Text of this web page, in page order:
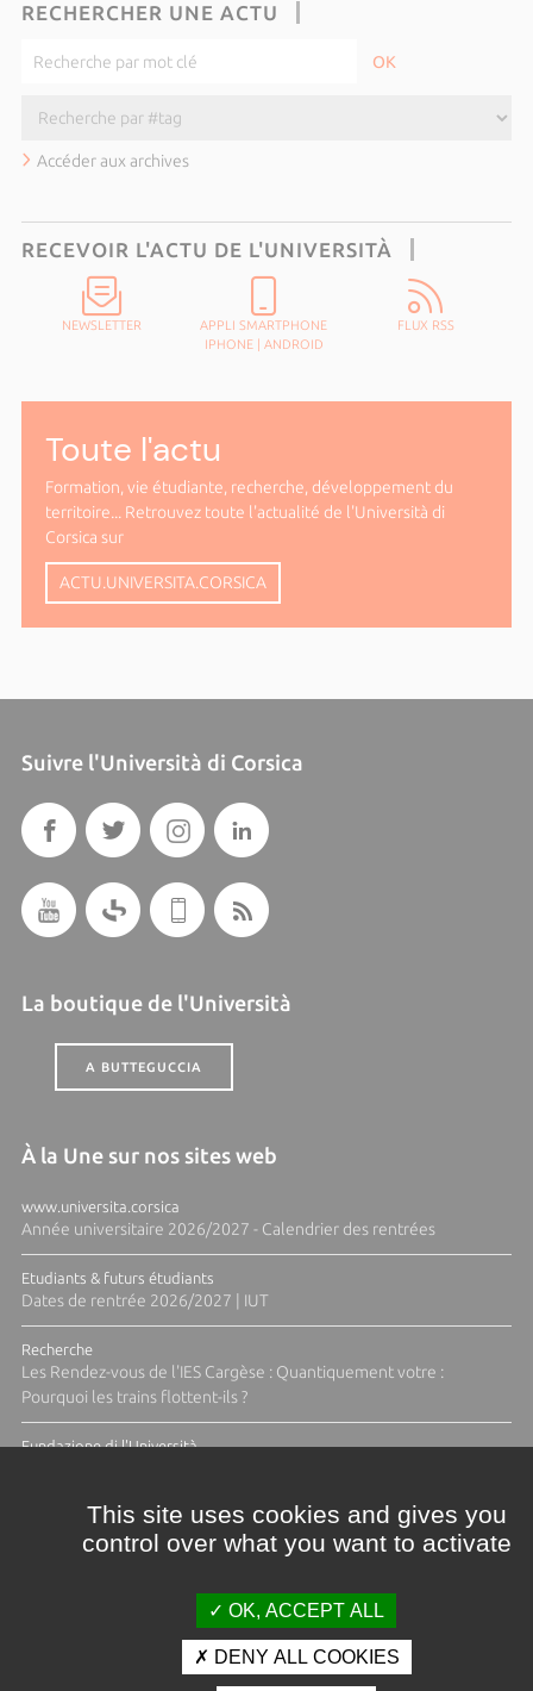
RECHERCHER UNE ACTU
Accéder aux archives
RECEVOIR L'ACTU DE L'UNIVERSITÀ
NEWSLETTER
APPLI SMARTPHONE
IPHONE| ANDROID
FLUX RSS
Toute l'actu
Formation, vie étudiante, recherche, développement du
territoire... Retrouvez toute l'actualité de l'Università di
Corsica sur
ACTU.UNIVERSITA.CORSICA
Suivre l'Università di Corsica
La boutique de l'Università
A BUTTEGUCCIA
À la Une sur nos sites web
www.universita.corsica
Année universitaire 2026/2027 - Calendrier des rentrées
Etudiants & futurs étudiants
Dates de rentrée 2026/2027 | IUT
Recherche
Les Rendez-vous de l'IES Cargèse : Quantiquement votre :
Pourquoi les trains flottent-ils ?
Fundazione di l'Università
This site uses cookies and gives you
control over what you want to activate
OK, ACCEPT ALL
DENY ALL COOKIES